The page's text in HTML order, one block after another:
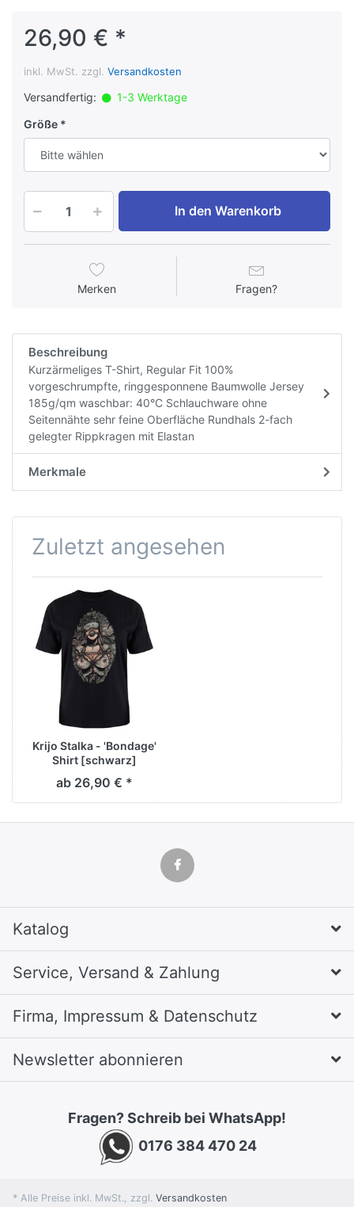
26,90 € *
inkl. MwSt. zzgl. Versandkosten
Versandfertig:
1-3 Werktage
Größe
In den Warenkorb
Merken Fragen?
Beschreibung
Kurzärmeliges T-Shirt, Regular Fit 100%
vorgeschrumpfte, ringgesponnene Baumwolle Jersey
185g/qm waschbar: 40°C Schlauchware ohne
Seitennähte sehr feine Oberfläche Rundhals 2-fach
gelegter Rippkragen mit Elastan
Merkmale
Zuletzt angesehen
Krijo Stalka - 'Bondage'
Shirt [schwarz]
ab 26,90 € *
Katalog
Service, Versand & Zahlung
Firma, Impressum & Datenschutz
Newsletter abonnieren
Fragen? Schreib bei WhatsApp!
0176 384 470 24
* Alle Preise inkl. MwSt., zzgl. Versandkosten